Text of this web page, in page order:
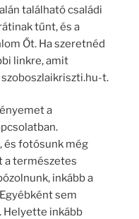
található családi
tűnt, és a
Őt. Ha szeretnéd
linkre, amit
t.
a
és fotósunk még
a természetes
inkább a
sem
inkább